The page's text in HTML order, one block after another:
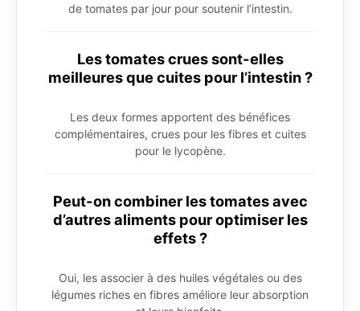
de tomates par jour pour soutenir l’intestin.
Les tomates crues sont-elles
meilleures que cuites pour l’intestin ?
Les deux formes apportent des bénéfices
complémentaires, crues pour les fibres et cuites
pour le lycopène.
Peut-on combiner les tomates avec
d’autres aliments pour optimiser les
effets ?
Oui, les associer à des huiles végétales ou des
légumes riches en fibres améliore leur absorption